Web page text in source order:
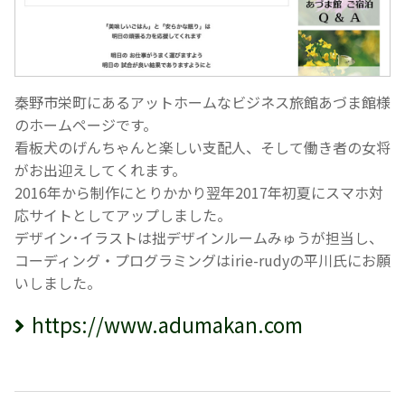
秦野市栄町にあるアットホームなビジネス旅館あづま館様
のホームページです。
看板犬のげんちゃんと楽しい支配人、そして働き者の女将
がお出迎えしてくれます。
2016年から制作にとりかかり翌年2017年初夏にスマホ対
応サイトとしてアップしました。
デザイン･イラストは拙デザインルームみゅうが担当し、
コーディング・プログラミングはirie-rudyの平川氏にお願
いしました。
https://www.adumakan.com